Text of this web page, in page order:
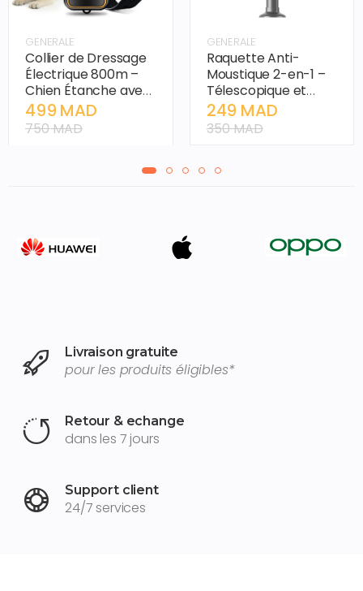
GENERALE
Collier de Dressage
Électrique 800m –
Chien Étanche avec
Écran LCD
499 MAD
750 MAD
GENERALE
Raquette Anti-
Moustique 2-en-1 –
Télescopique et
Rechargeable USB
249 MAD
350 MAD
Livraison gratuite
pour les produits éligibles*
Retour & echange
dans les 7 jours
Support client
24/7 services